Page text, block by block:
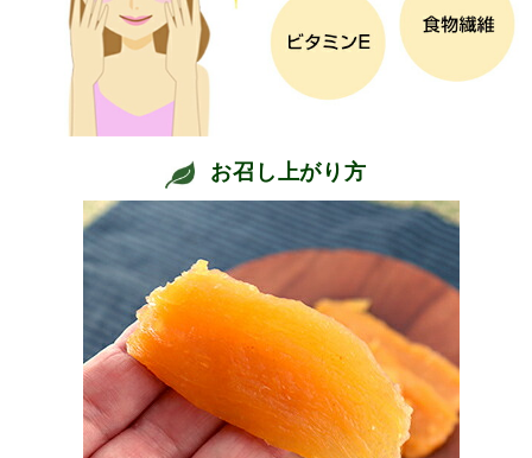
お召し上がり方